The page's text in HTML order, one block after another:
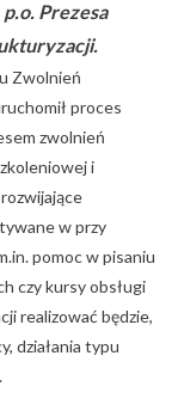
Prezesa
Zwolnień
proces
zwolnień
i
w przy
pomoc w pisaniu
czy kursy obsługi
realizować będzie,
działania typu